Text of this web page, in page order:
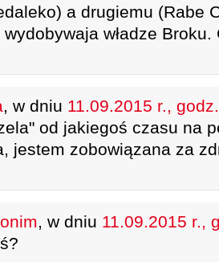
a drugiemu (Rabe
władze
, w dniu 11.09.2015 r.,
od jakiegoś czasu na
jestem zobowiązana za
, w dniu 11.09.2015 r.,